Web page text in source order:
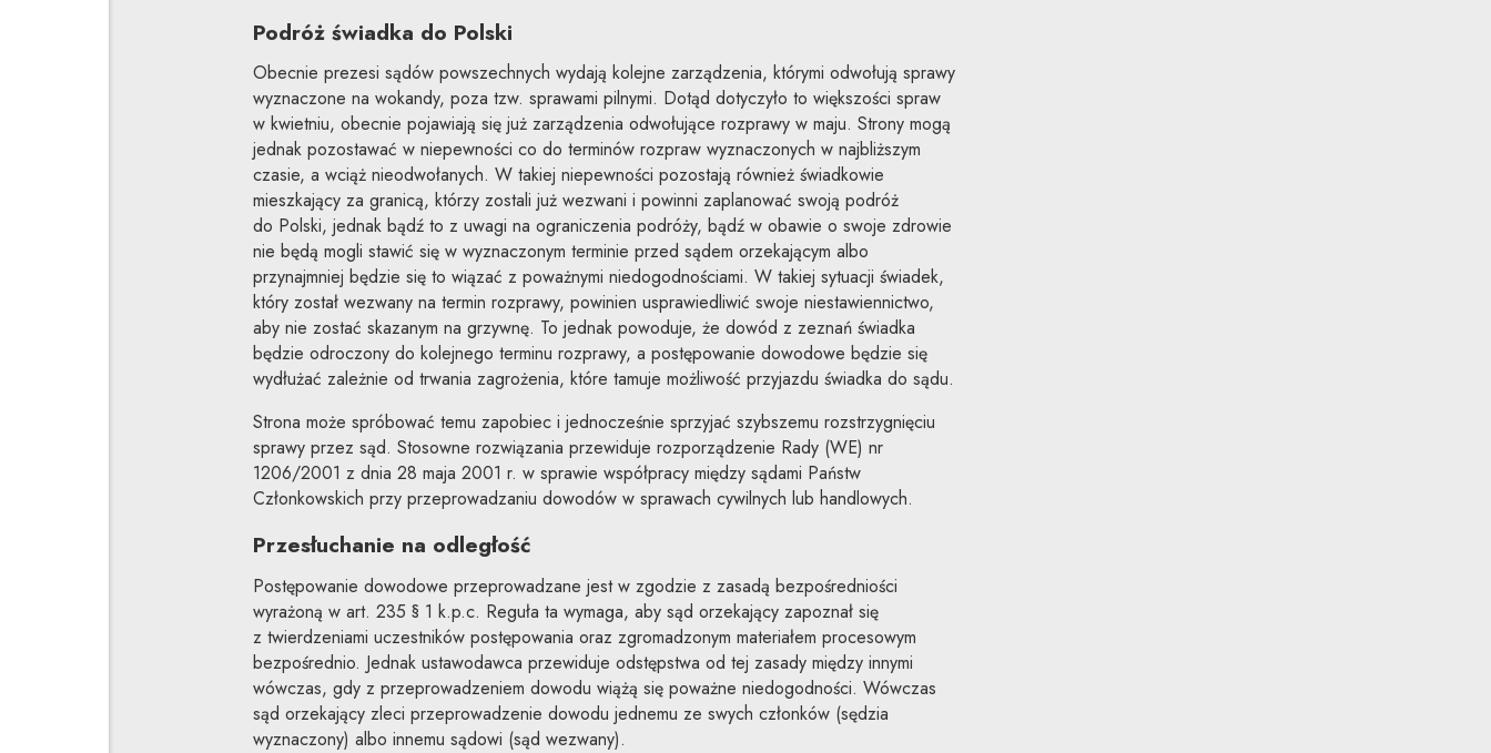
Podróż świadka do Polski
Obecnie prezesi sądów powszechnych wydają kolejne zarządzenia, którymi odwołują sprawy
wyznaczone na wokandy, poza tzw. sprawami pilnymi. Dotąd dotyczyło to większości spraw
w kwietniu, obecnie pojawiają się już zarządzenia odwołujące rozprawy w maju. Strony mogą
jednak pozostawać w niepewności co do terminów rozpraw wyznaczonych w najbliższym
czasie, a wciąż nieodwołanych. W takiej niepewności pozostają również świadkowie
mieszkający za granicą, którzy zostali już wezwani i powinni zaplanować swoją podróż
do Polski, jednak bądź to z uwagi na ograniczenia podróży, bądź w obawie o swoje zdrowie
nie będą mogli stawić się w wyznaczonym terminie przed sądem orzekającym albo
przynajmniej będzie się to wiązać z poważnymi niedogodnościami. W takiej sytuacji świadek,
który został wezwany na termin rozprawy, powinien usprawiedliwić swoje niestawiennictwo,
aby nie zostać skazanym na grzywnę. To jednak powoduje, że dowód z zeznań świadka
będzie odroczony do kolejnego terminu rozprawy, a postępowanie dowodowe będzie się
wydłużać zależnie od trwania zagrożenia, które tamuje możliwość przyjazdu świadka do sądu.
Strona może spróbować temu zapobiec i jednocześnie sprzyjać szybszemu rozstrzygnięciu
sprawy przez sąd. Stosowne rozwiązania przewiduje rozporządzenie Rady (WE) nr
1206/2001 z dnia 28 maja 2001 r. w sprawie współpracy między sądami Państw
Członkowskich przy przeprowadzaniu dowodów w sprawach cywilnych lub handlowych.
Przesłuchanie na odległość
Postępowanie dowodowe przeprowadzane jest w zgodzie z zasadą bezpośredniości
wyrażoną w art. 235 § 1 k.p.c. Reguła ta wymaga, aby sąd orzekający zapoznał się
z twierdzeniami uczestników postępowania oraz zgromadzonym materiałem procesowym
bezpośrednio. Jednak ustawodawca przewiduje odstępstwa od tej zasady między innymi
wówczas, gdy z przeprowadzeniem dowodu wiążą się poważne niedogodności. Wówczas
sąd orzekający zleci przeprowadzenie dowodu jednemu ze swych członków (sędzia
wyznaczony) albo innemu sądowi (sąd wezwany).